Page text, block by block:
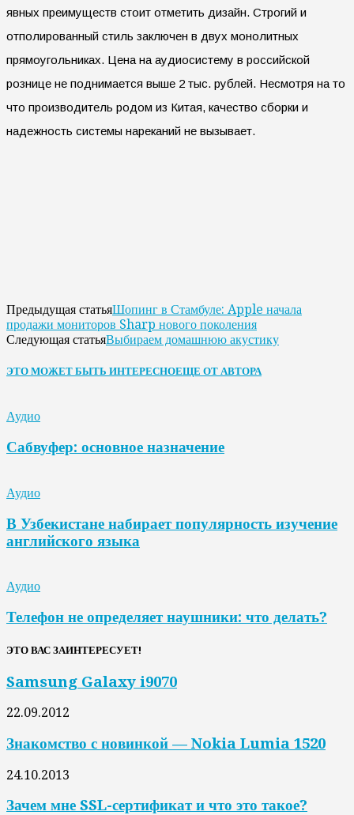
явных преимуществ стоит отметить дизайн. Строгий и
отполированный стиль заключен в двух монолитных
прямоугольниках. Цена на аудиосистему в российской
рознице не поднимается выше 2 тыс. рублей. Несмотря на то
что производитель родом из Китая, качество сборки и
надежность системы нареканий не вызывает.
Предыдущая статьяШопинг в Стамбуле: Apple начала
продажи мониторов Sharp нового поколения
Следующая статьяВыбираем домашнюю акустику
ЭТО МОЖЕТ БЫТЬ ИНТЕРЕСНОЕЩЕ ОТ АВТОРА
Аудио
Сабвуфер: основное назначение
Аудио
В Узбекистане набирает популярность изучение
английского языка
Аудио
Телефон не определяет наушники: что делать?
ЭТО ВАС ЗАИНТЕРЕСУЕТ!
Samsung Galaxy i9070
22.09.2012
Знакомство с новинкой — Nokia Lumia 1520
24.10.2013
Зачем мне SSL-сертификат и что это такое?